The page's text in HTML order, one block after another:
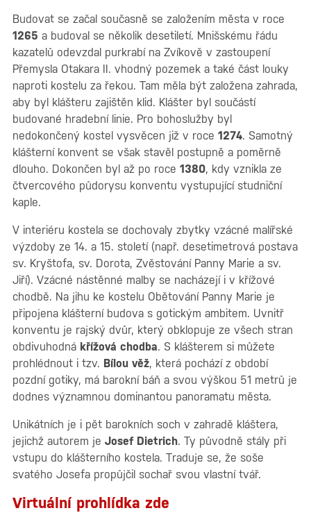
Budovat se začal současně se založením města v roce
1265 a budoval se několik desetiletí. Mnišskému řádu
kazatelů odevzdal purkrabí na Zvíkově v zastoupení
Přemysla Otakara II. vhodný pozemek a také část louky
naproti kostelu za řekou. Tam měla být založena zahrada,
aby byl klášteru zajištěn klid. Klášter byl součástí
budované hradební linie. Pro bohoslužby byl
nedokončený kostel vysvěcen již v roce 1274. Samotný
klášterní konvent se však stavěl postupně a poměrně
dlouho. Dokončen byl až po roce 1380, kdy vznikla ze
čtvercového půdorysu konventu vystupující studniční
kaple.
V interiéru kostela se dochovaly zbytky vzácné malířské
výzdoby ze 14. a 15. století (např. desetimetrová postava
sv. Kryštofa, sv. Dorota, Zvěstování Panny Marie a sv.
Jiří). Vzácné nástěnné malby se nacházejí i v křížové
chodbě. Na jihu ke kostelu Obětování Panny Marie je
připojena klášterní budova s gotickým ambitem. Uvnitř
konventu je rajský dvůr, který obklopuje ze všech stran
obdivuhodná křížová chodba. S klášterem si můžete
prohlédnout i tzv. Bílou věž, která pochází z období
pozdní gotiky, má barokní báň a svou výškou 51 metrů je
dodnes významnou dominantou panoramatu města.
Unikátních je i pět barokních soch v zahradě kláštera,
jejichž autorem je Josef Dietrich. Ty původně stály při
vstupu do klášterního kostela. Traduje se, že soše
svatého Josefa propůjčil sochař svou vlastní tvář.
Virtuální prohlídka zde